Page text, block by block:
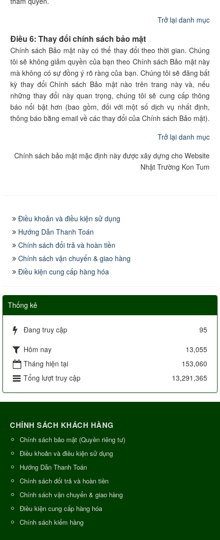
Trở lại danh mục
Điều 6: Thay đổi chính sách bảo mật
Chính sách Bảo mật này có thể thay đổi theo thời gian. Chúng
tôi sẽ không giảm quyền của bạn theo Chính sách Bảo mật này
mà không có sự đồng ý rõ ràng của bạn. Chúng tôi sẽ đăng bất
kỳ thay đổi Chính sách Bảo mật nào trên trang này và, nếu
những thay đổi này quan trọng, chúng tôi sẽ cung cấp thông
báo nổi bật hơn (bao gồm, đối với một số dịch vụ nhất định,
thông báo bằng email về các thay đổi của Chính sách Bảo mật).
Trở lại danh mục
Chính sách bảo mật mặc định này được xây dựng cho Website
Nhật Trường Kon Tum
Điều khoản và điều kiện sử dụng
Hướng Dẫn Thanh Toán
Chính sách đổi trả và hoàn tiền
Chính sách vận chuyển & giao hàng
Điều kiện cung cấp hàng hóa
Thống kê
Đang truy cập
95
Hôm nay
13,055
Tháng hiện tại
153,060
Tổng lượt truy cập
13,291,365
CHÍNH SÁCH KHÁCH HÀNG
Chính sách bảo mật (Quyền riêng tư)
Điều khoản và điều kiện sử dụng
Hướng Dẫn Thanh Toán
Chính sách đổi trả và hoàn tiền
Chính sách vận chuyển & giao hàng
Điều kiện cung cấp hàng hóa
Chính sách kiểm hàng